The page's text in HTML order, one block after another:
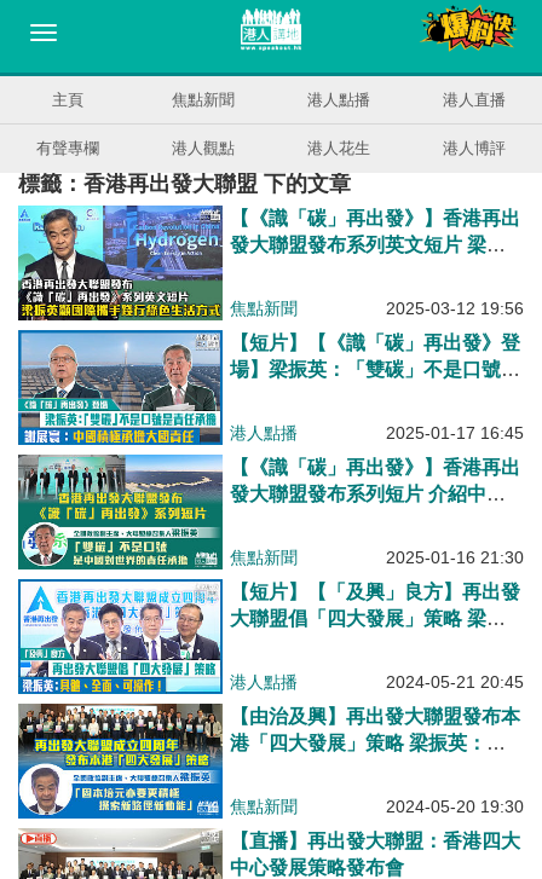
主頁 焦點新聞 港人點播 港人直播
有聲專欄 港人觀點 港人花生 港人博評
標籤：香港再出發大聯盟 下的文章
【《識「碳」再出發》】香港再出
發大聯盟發布系列英文短片 梁振
焦點新聞 2025-03-12 19:56
【短片】【《識「碳」再出發》登
場】梁振英：「雙碳」不是口號是
大國責任
港人點播 2025-01-17 16:45
【《識「碳」再出發》】香港再出
發大聯盟發布系列短片 介紹中國
「雙碳」不是口號是中國對世界的
焦點新聞 2025-01-16 21:30
【短片】【「及興」良方】再出發
大聯盟倡「四大發展」策略 梁振
港人點播 2024-05-21 20:45
【由治及興】再出發大聯盟發布本
港「四大發展」策略 梁振英：固
能
焦點新聞 2024-05-20 19:30
【直播】再出發大聯盟：香港四大
中心發展策略發布會